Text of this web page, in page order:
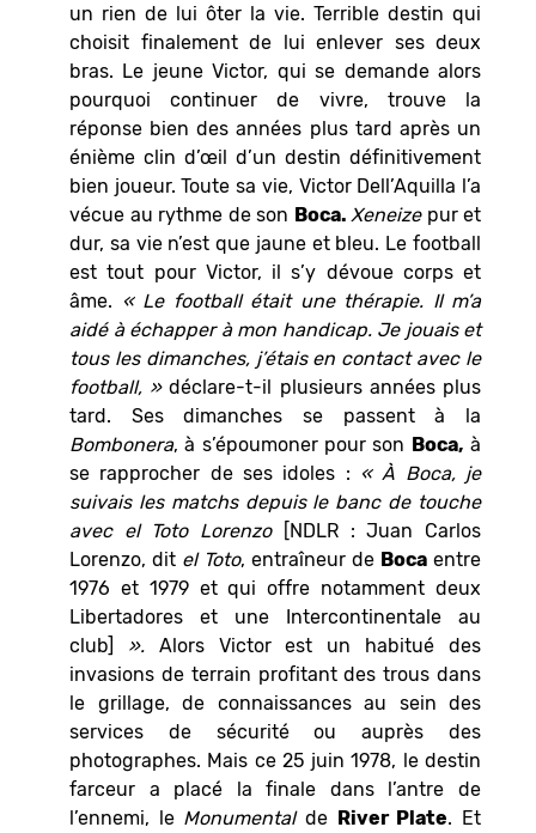
un rien de lui ôter la vie. Terrible destin qui
choisit finalement de lui enlever ses deux
bras. Le jeune Victor, qui se demande alors
pourquoi continuer de vivre, trouve la
réponse bien des années plus tard après un
énième clin d’œil d’un destin définitivement
bien joueur. Toute sa vie, Victor Dell’Aquilla l’a
vécue au rythme de son Boca. Xeneize pur et
dur, sa vie n’est que jaune et bleu. Le football
est tout pour Victor, il s’y dévoue corps et
âme. « Le football était une thérapie. Il m’a
aidé à échapper à mon handicap. Je jouais et
tous les dimanches, j’étais en contact avec le
football, »déclare-t-il plusieurs années plus
tard. Ses dimanches se passent à la
Bombonera, à s’époumoner pour son Boca, à
se rapprocher de ses idoles : « À Boca, je
suivais les matchs depuis le banc de touche
avec el Toto Lorenzo[NDLR : Juan Carlos
Lorenzo, dit el Toto, entraîneur de Boca entre
1976 et 1979 et qui offre notamment deux
Libertadores et une Intercontinentale au
club]
».Alors Victor est un habitué des
invasions de terrain profitant des trous dans
le grillage, de connaissances au sein des
services de sécurité ou auprès des
photographes. Mais ce 25 juin 1978, le destin
farceur a placé la finale dans l’antre de
l’ennemi, le Monumentalde River Plate. Et